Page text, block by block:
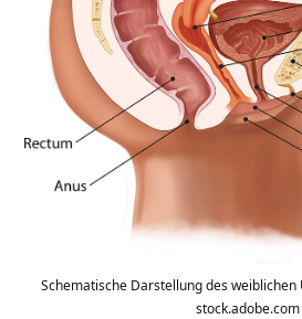
Schematische Darstellung des
stock.adobe.com